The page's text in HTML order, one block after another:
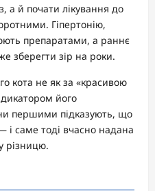
а й почати лікування до
Гіпертонію,
препаратами, а раннє
зберегти зір на роки.
кота не як за «красивою
його
першими підказують, що
саме тоді вчасно надана
різницю.